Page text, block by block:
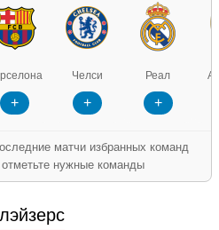
Челси
+
Реал
+
матчи избранных команд
отметьте нужные команды